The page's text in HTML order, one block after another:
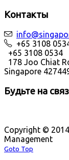
Контакты
+65 3108
+65 3108 0534
178 Joo Chiat
Singapore
Будьте на
Copyright ©
Management
Goto Top